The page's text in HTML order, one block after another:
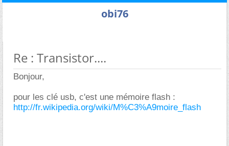
obi76
Re : Transistor....
Bonjour,
pour les clé usb, c'est une mémoire flash :
http://fr.wikipedia.org/wiki/M%C3%A9moire_flash